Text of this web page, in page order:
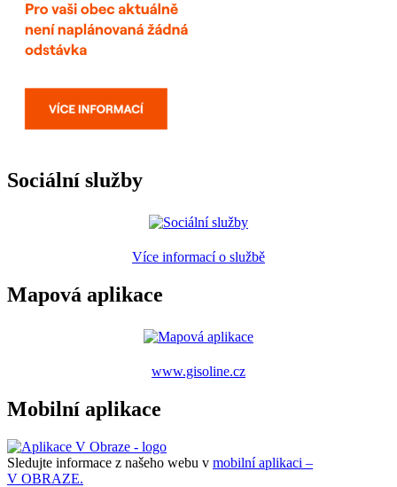
Sociální služby
Více informací o službě
Mapová aplikace
www.gisoline.cz
Mobilní aplikace
Sledujte informace z našeho webu v mobilní aplikaci –
V OBRAZE.